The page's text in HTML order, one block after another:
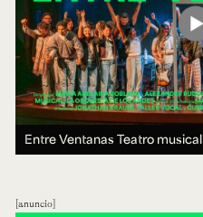
Entre Ventanas Teatro musical
anuncio